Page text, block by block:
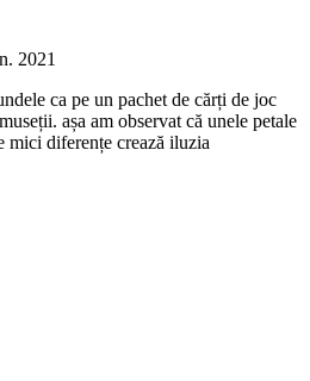
2021
ca pe un pachet de cărți de joc
așa am observat că unele petale
mici diferențe crează iluzia